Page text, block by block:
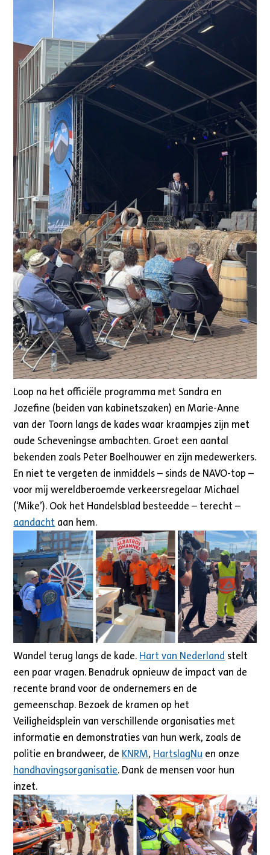
Loop na het officiële programma met Sandra en
Jozefine (beiden van kabinetszaken) en Marie-Anne
van der Toorn langs de kades waar kraampjes zijn met
oude Scheveningse ambachten. Groet een aantal
bekenden zoals Peter Boelhouwer en zijn medewerkers.
En niet te vergeten de inmiddels – sinds de NAVO-top –
voor mij wereldberoemde verkeersregelaar Michael
(‘Mike’). Ook het Handelsblad besteedde – terecht –
aandacht aan hem.
Wandel terug langs de kade. Hart van Nederland stelt
een paar vragen. Benadruk opnieuw de impact van de
recente brand voor de ondernemers en de
gemeenschap. Bezoek de kramen op het
Veiligheidsplein van verschillende organisaties met
informatie en demonstraties van hun werk, zoals de
politie en brandweer, de KNRM, HartslagNu en onze
handhavingsorganisatie. Dank de mensen voor hun
inzet.